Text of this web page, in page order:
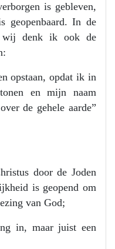
is gebleven,
geopenbaard. In de
wij denk ik ook de
opstaan, opdat ik in
en mijn naam
de gehele aarde”
door de Joden
is geopend om
van God;
in, maar juist een